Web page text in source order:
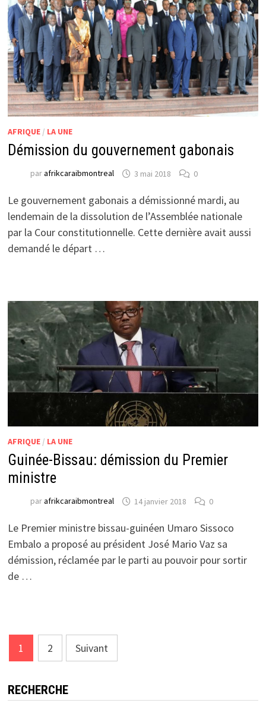
AFRIQUE/ LA UNE
Démission du gouvernement gabonais
parafrikcaraibmontreal 3 mai 2018 0
Le gouvernement gabonais a démissionné mardi, au
lendemain de la dissolution de l’Assemblée nationale
par la Cour constitutionnelle. Cette dernière avait aussi
demandé le départ …
AFRIQUE/ LA UNE
Guinée-Bissau: démission du Premier
ministre
parafrikcaraibmontreal 14 janvier 2018 0
Le Premier ministre bissau-guinéen Umaro Sissoco
Embalo a proposé au président José Mario Vaz sa
démission, réclamée par le parti au pouvoir pour sortir
de …
Pagination
des
publications
1 2 Suivant
RECHERCHE